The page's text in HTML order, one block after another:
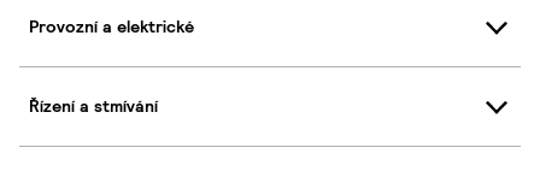
Provozní a elektrické
Řízení a stmívání